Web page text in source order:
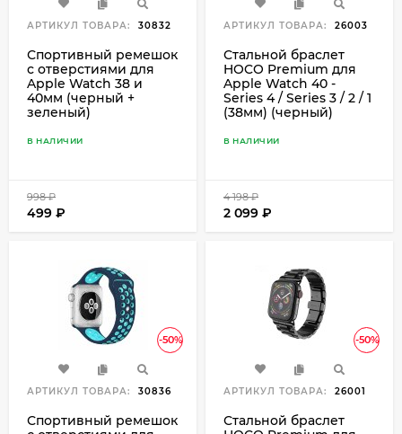
АРТИКУЛ ТОВАРА: 30832
Спортивный ремешок
с отверстиями для
Apple Watch 38 и
40мм (черный +
зеленый)
В НАЛИЧИИ
998₽
499 ₽
АРТИКУЛ ТОВАРА: 26003
Стальной браслет
HOCO Premium для
Apple Watch 40 -
Series 4 / Series 3 / 2 / 1
(38мм) (черный)
В НАЛИЧИИ
4 198₽
2 099 ₽
-50%
АРТИКУЛ ТОВАРА: 30836
Спортивный ремешок
-50%
АРТИКУЛ ТОВАРА: 26001
Стальной браслет